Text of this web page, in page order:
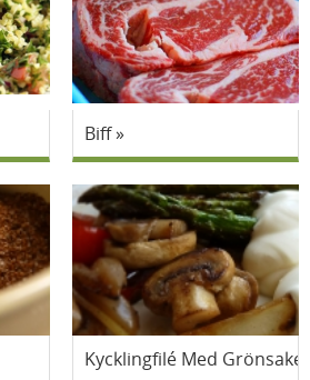
Biff
Kycklingfilé Med Grönsaker